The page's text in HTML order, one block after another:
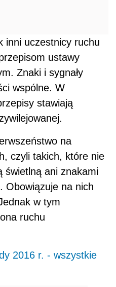
inni uczestnicy ruchu
ustawy
Znaki i sygnały
wspólne. W
stawiają
na
czyli takich, które nie
świetlną ani znakami
Obowiązuje na nich
w tym
ruchu
2016 r. - wszystkie